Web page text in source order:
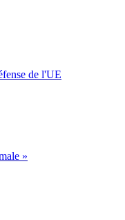
de l'UE
»